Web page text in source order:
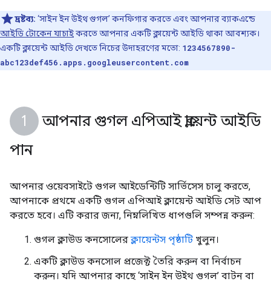
দ্রষ্টব্য: ‘সাইন ইন উইথ গুগল’ কনফিগার করতে এবং আপনার ব্যাকএন্ডে
আইডি টোকেন যাচাইকরতে আপনার একটি ক্লায়েন্ট আইডি থাকা আবশ্যক।
একটি ক্লায়েন্ট আইডি দেখতে নিচের উদাহরণের মতো: 1234567890-
abc123def456.apps.googleusercontent.com
আপনার গুগল এপিআই ক্লায়েন্ট আইডি
পান
আপনার ওয়েবসাইটে গুগল আইডেন্টিটি সার্ভিসেস চালু করতে,
আপনাকে প্রথমে একটি গুগল এপিআই ক্লায়েন্ট আইডি সেট আপ
করতে হবে। এটি করার জন্য, নিম্নলিখিত ধাপগুলি সম্পন্ন করুন:
গুগল ক্লাউড কনসোলেরক্লায়েন্টস পৃষ্ঠাটি খুলুন।
একটি ক্লাউড কনসোল প্রজেক্ট তৈরি করুন বা নির্বাচন
করুন। যদি আপনার কাছে ‘সাইন ইন উইথ গুগল’ বাটন বা